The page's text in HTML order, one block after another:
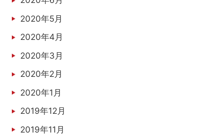
2020年5月
2020年4月
2020年3月
2020年2月
2020年1月
2019年12月
2019年11月